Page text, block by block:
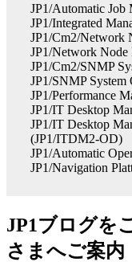
JP1/Automatic Job
JP1/Integrated
JP1/Cm2/Network
JP1/Network
JP1/Cm2/SNMP
JP1/SNMP System
JP1/Performance
JP1/IT Desktop
JP1/IT Desktop
(JP1/ITDM2-OD)
JP1/Automatic
JP1/Navigation
JP1ブログを
さまへご案内